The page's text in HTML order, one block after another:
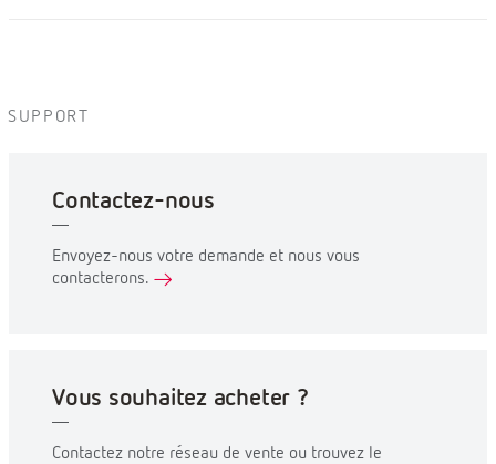
SUPPORT
Contactez-nous
Envoyez-nous votre demande et nous vous
contacterons.
Vous souhaitez acheter ?
Contactez notre réseau de vente ou trouvez le